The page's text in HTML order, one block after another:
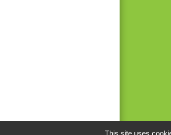
This site uses